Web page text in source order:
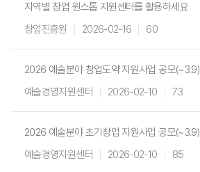
지역별 창업 원스톱 지원센터를 활용하세요
창업진흥원
2026-02-16 60
2026 예술분야 창업도약 지원사업 공모(~3.9)
예술경영지원센터
2026-02-10 73
2026 예술분야 초기창업 지원사업 공모(~3.9)
예술경영지원센터
2026-02-10 85